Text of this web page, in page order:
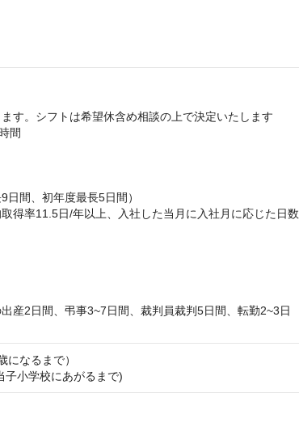
す。シフトは希望休含め相談の上で決定いたします
間
日間、初年度最長5日間）
取得率11.5日/年以上、入社した当月に入社月に応じた日数
出産2日間、弔事3~7日間、裁判員裁判5日間、転勤2~3日
になるまで）
子小学校にあがるまで)